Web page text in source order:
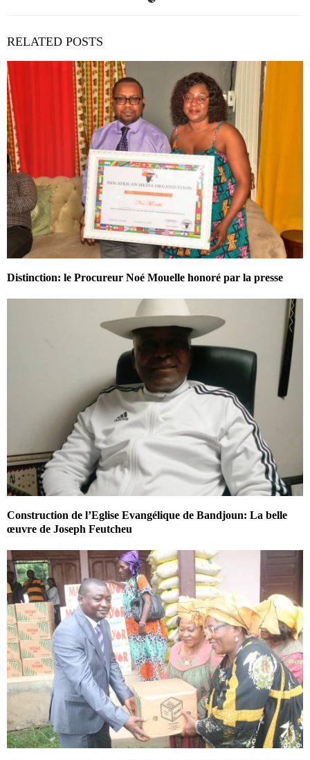
RELATED POSTS
Distinction: le Procureur Noé Mouelle honoré par la presse
Construction de l’Eglise Evangélique de Bandjoun: La belle
œuvre de Joseph Feutcheu